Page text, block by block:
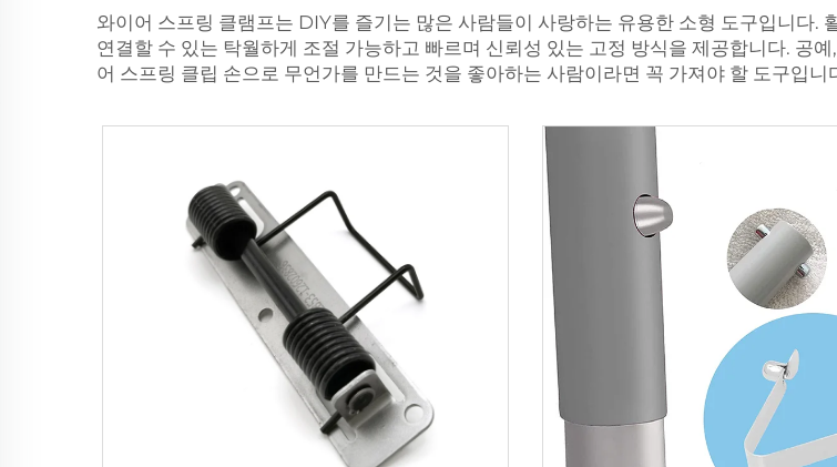
와이어 스프링 클램프는 DIY를 즐기는 많은 사람들이 사랑하는 유용한 소형 도구입니다.
연결할 수 있는 탁월하게 조절 가능하고 빠르며 신뢰성 있는 고정 방식을 제공합니다. 공
어 스프링 클립 손으로 무언가를 만드는 것을 좋아하는 사람이라면 꼭 가져야 할 도구입니